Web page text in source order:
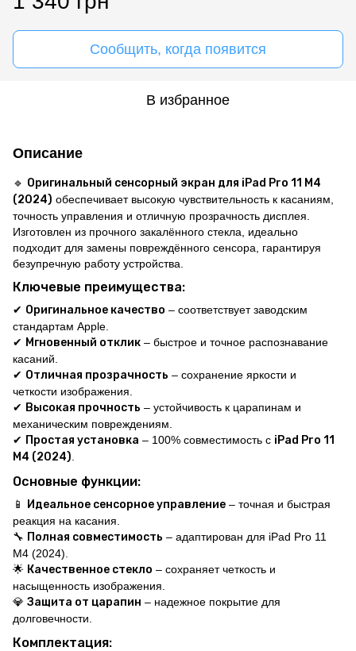
Сообщить, когда появится
В избранное
Описание
🔹 Оригинальный сенсорный экран для iPad Pro 11 M4
(2024) обеспечивает высокую чувствительность к касаниям,
точность управления и отличную прозрачность дисплея.
Изготовлен из прочного закалённого стекла, идеально
подходит для замены повреждённого сенсора, гарантируя
безупречную работу устройства.
Ключевые преимущества:
✔ Оригинальное качество – соответствует заводским
стандартам Apple.
✔ Мгновенный отклик – быстрое и точное распознавание
касаний.
✔ Отличная прозрачность – сохранение яркости и
четкости изображения.
✔ Высокая прочность – устойчивость к царапинам и
механическим повреждениям.
✔ Простая установка – 100% совместимость с iPad Pro 11
M4 (2024).
Основные функции:
📱 Идеальное сенсорное управление – точная и быстрая
реакция на касания.
🔧 Полная совместимость – адаптирован для iPad Pro 11
M4 (2024).
🌟 Качественное стекло – сохраняет четкость и
насыщенность изображения.
💎 Защита от царапин – надежное покрытие для
долговечности.
Комплектация: